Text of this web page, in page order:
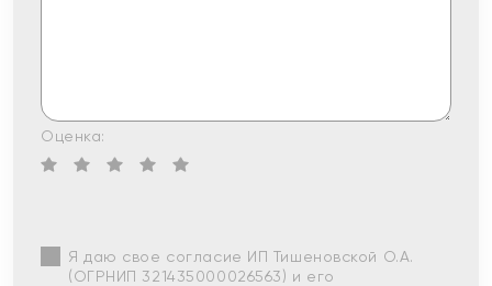
Оценка:
Я даю свое согласие ИП Тишеновской О.А.
(ОГРНИП 321435000026563) и его